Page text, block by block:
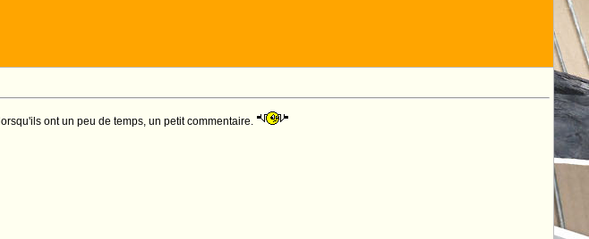
ont un peu de temps, un petit commentaire.